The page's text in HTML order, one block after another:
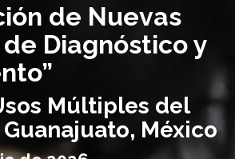
de Nuevas
Diagnóstico y
Múltiples del
Guanajuato, México